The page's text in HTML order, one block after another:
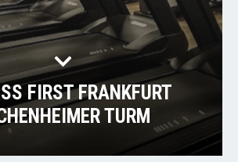
FIRST FRANKFURT
TURM